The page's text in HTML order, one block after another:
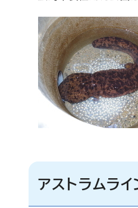
アストラムラ